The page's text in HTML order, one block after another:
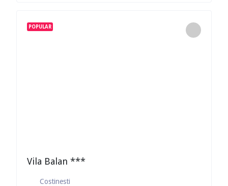
POPULAR
Vila Balan ***
Costinesti